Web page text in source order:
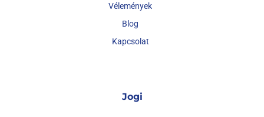
Vélemények
Blog
Kapcsolat
Jogi